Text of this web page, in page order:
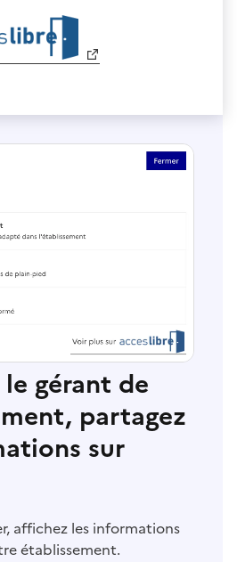
gérant de
partagez
sur
affichez les informations
établissement.